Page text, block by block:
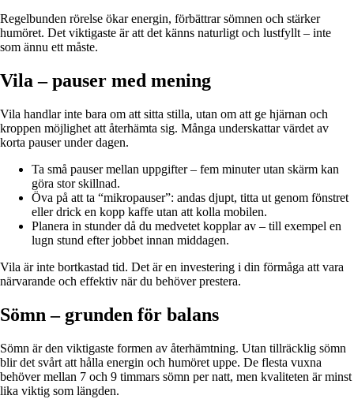
Regelbunden rörelse ökar energin, förbättrar sömnen och stärker
humöret. Det viktigaste är att det känns naturligt och lustfyllt – inte
som ännu ett måste.
Vila – pauser med mening
Vila handlar inte bara om att sitta stilla, utan om att ge hjärnan och
kroppen möjlighet att återhämta sig. Många underskattar värdet av
korta pauser under dagen.
Ta små pauser mellan uppgifter – fem minuter utan skärm kan
göra stor skillnad.
Öva på att ta “mikropauser”: andas djupt, titta ut genom fönstret
eller drick en kopp kaffe utan att kolla mobilen.
Planera in stunder då du medvetet kopplar av – till exempel en
lugn stund efter jobbet innan middagen.
Vila är inte bortkastad tid. Det är en investering i din förmåga att vara
närvarande och effektiv när du behöver prestera.
Sömn – grunden för balans
Sömn är den viktigaste formen av återhämtning. Utan tillräcklig sömn
blir det svårt att hålla energin och humöret uppe. De flesta vuxna
behöver mellan 7 och 9 timmars sömn per natt, men kvaliteten är minst
lika viktig som längden.